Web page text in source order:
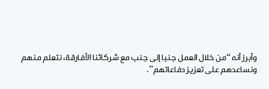
وأبرز أنه “من خلال العمل جنبا إلى جنب مع شركائنا الأفارقة، نتعلم منهم
ونساعدهم على تعزيز دفاعاتهم”.